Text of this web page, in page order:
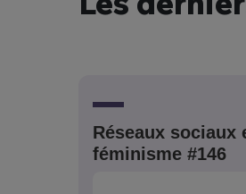
Réseaux sociaux
féminisme #146
PSEUDO
Que